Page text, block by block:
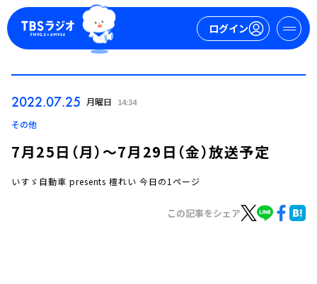
ログイン
2022.07.25 月曜日 14:34
その他
7月25日（月）～7月29日（金）放送予定
いすゞ自動車 presents 檀れい 今日の1ページ
この記事をシェア